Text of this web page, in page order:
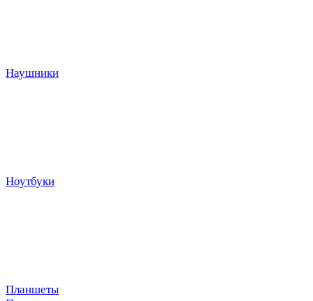
Наушники
Ноутбуки
Планшеты